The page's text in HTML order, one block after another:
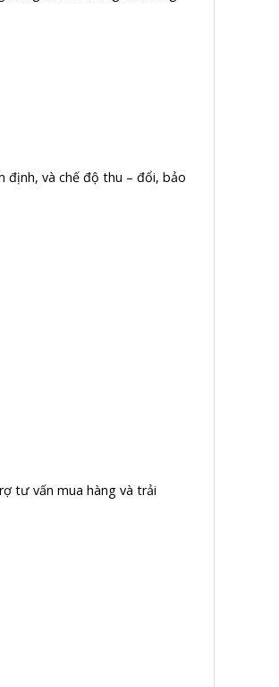
định, và chế độ thu – đổi, bảo
tư vấn mua hàng và trải